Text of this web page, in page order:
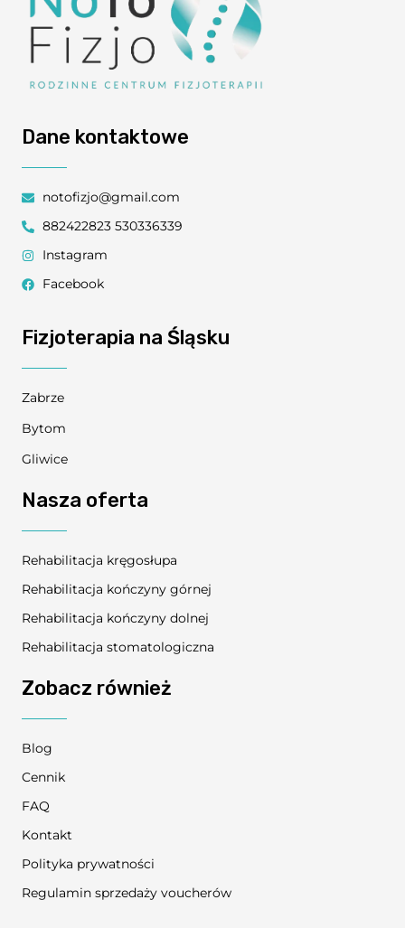
Dane kontaktowe
notofizjo@gmail.com
882422823 530336339
Instagram
Facebook
Fizjoterapia na Śląsku
Zabrze
Bytom
Gliwice
Nasza oferta
Rehabilitacja kręgosłupa
Rehabilitacja kończyny górnej
Rehabilitacja kończyny dolnej
Rehabilitacja stomatologiczna
Zobacz również
Blog
Cennik
FAQ
Kontakt
Polityka prywatności
Regulamin sprzedaży voucherów